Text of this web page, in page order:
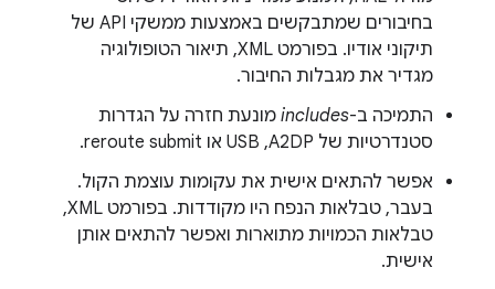
בחיבורים שמתבקשים באמצעות ממשקי API של
תיקוני אודיו. בפורמט XML, תיאור הטופולוגיה
מגדיר את מגבלות החיבור.
התמיכה ב-includes מונעת חזרה על הגדרות
סטנדרטיות של A2DP,‏ USB או reroute submit.
אפשר להתאים אישית את עקומות עוצמת הקול.
בעבר, טבלאות הנפח היו מקודדות. בפורמט XML,
טבלאות הכמויות מתוארות ואפשר להתאים אותן
אישית.